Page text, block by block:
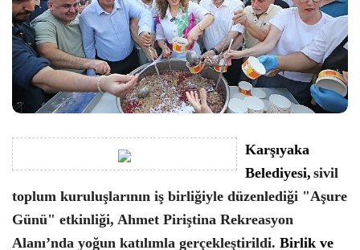
Karşıyaka
Belediyesi, sivil
toplum kuruluşlarının iş birliğiyle düzenlediği "Aşure
Günü" etkinliği, Ahmet Piriştina Rekreasyon
Alanı’nda yoğun katılımla gerçekleştirildi. Birlik ve